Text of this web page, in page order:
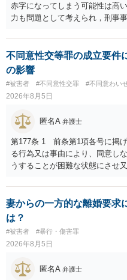
赤字になってしまう可能性は高
力も問題として考えられ，刑事
う。
不同意性交等罪の成立要件
の影響
#被害者 #不同意性交罪 #不同意わい
2026年8月5日
匿名A 弁護士
第177条 1 前条第1項各号に掲
る行為又は事由により、同意し
うすることが困難な状態にさせ
く。）若しくは物を挿入する行
条及び第179条第2項において「
関係の有無にかかわらず、5年
次に掲げる行為又は事由その他
同意しない意思を形成し、表明
にさせ又はその状態にあること
は、婚姻関係の有無にかかわら
る。 ③アルコール若しくは薬物
妻からの一方的な離婚要求
は？
#被害者 #暴行・傷害罪
2026年8月5日
匿名A 弁護士